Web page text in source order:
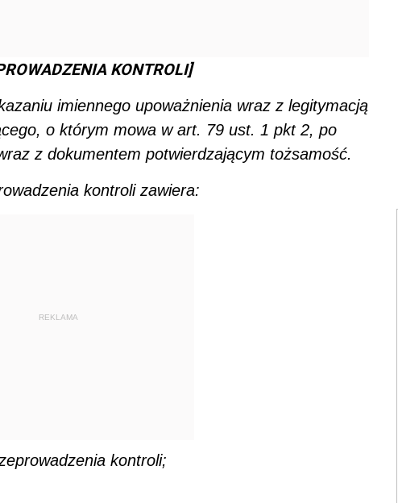
KONTROLI]
imiennego upoważnienia wraz z legitymacją
o którym mowa w art. 79 ust. 1 pkt 2, po
z dokumentem potwierdzającym tożsamość.
kontroli zawiera:
REKLAMA
kontroli;